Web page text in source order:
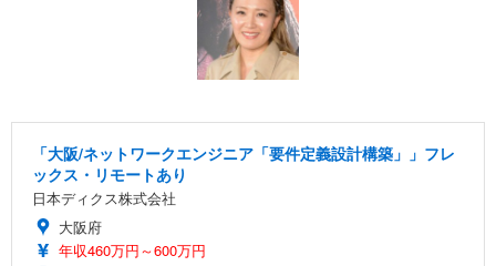
「大阪/ネットワークエンジニア「要件定義設計構築」」フレ
ックス・リモートあり
日本ディクス株式会社
大阪府
年収460万円～600万円